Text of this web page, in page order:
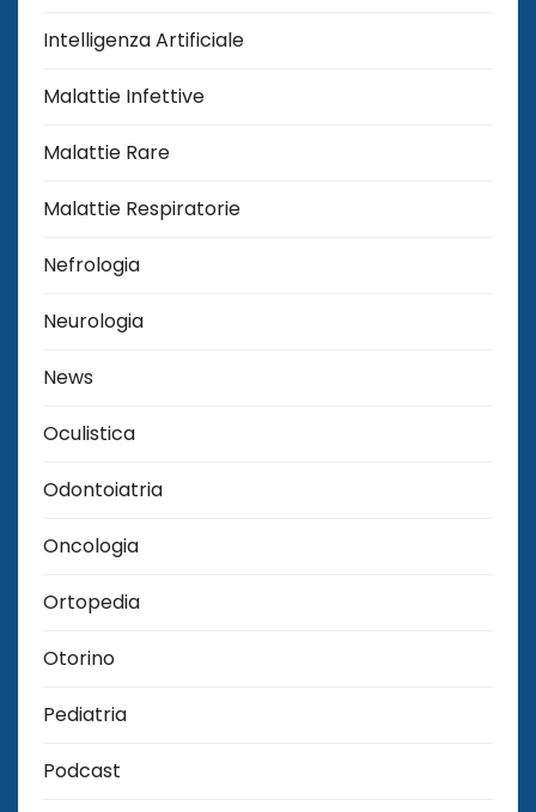
Intelligenza Artificiale
Malattie Infettive
Malattie Rare
Malattie Respiratorie
Nefrologia
Neurologia
News
Oculistica
Odontoiatria
Oncologia
Ortopedia
Otorino
Pediatria
Podcast